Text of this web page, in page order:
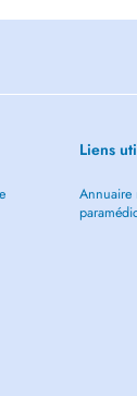
Liens
Annuaire